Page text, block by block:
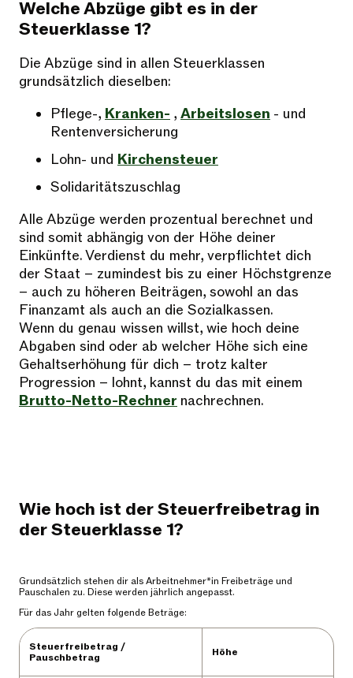
Welche Abzüge gibt es in der
Steuerklasse 1?
Die Abzüge sind in allen Steuerklassen
grundsätzlich dieselben:
Pflege-, Kranken- , Arbeitslosen - und
Rentenversicherung
Lohn- und Kirchensteuer
Solidaritätszuschlag
Alle Abzüge werden prozentual berechnet und
sind somit abhängig von der Höhe deiner
Einkünfte. Verdienst du mehr, verpflichtet dich
der Staat – zumindest bis zu einer Höchstgrenze
– auch zu höheren Beiträgen, sowohl an das
Finanzamt als auch an die Sozialkassen.
Wenn du genau wissen willst, wie hoch deine
Abgaben sind oder ab welcher Höhe sich eine
Gehaltserhöhung für dich – trotz kalter
Progression – lohnt, kannst du das mit einem
Brutto-Netto-Rechner nachrechnen.
Wie hoch ist der Steuerfreibetrag in
der Steuerklasse 1?
Grundsätzlich stehen dir als Arbeitnehmer*in Freibeträge und
Pauschalen zu. Diese werden jährlich angepasst.
Für das Jahr gelten folgende Beträge:
Steuerfreibetrag /
Pauschbetrag
Höhe